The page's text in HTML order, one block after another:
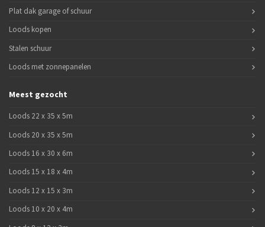
Plat dak garage of schuur
Loods kopen
Stalen schuur
Loods met zonnepanelen
Meest gezocht
Loods 22 x 35 x 5m
Loods 20 x 35 x 5m
Loods 16 x 30 x 6m
Loods 15 x 18 x 4m
Loods 12 x 15 x 3m
Loods 10 x 20 x 4m